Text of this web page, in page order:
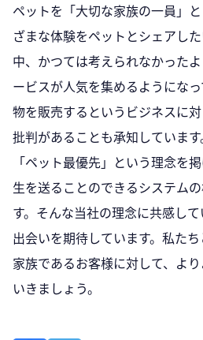
ペットを「大切な家族の一員」
ざまな体験をペットとシェアし
中、かつては考えられなかった
ービスが人気を集めるようにな
物を販売するというビジネスに
批判があることも承知しています
「ペット最優先」という理念を
生を送ることのできるシステム
す。そんな当社の理念に共感し
出会いを期待しています。私た
家族であるお客様に対して、よ
いきましょう。